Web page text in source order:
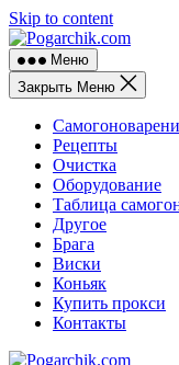
Skip to content
Меню
Закрыть Меню
Рецепты
Очистка
Оборудование
Таблица
Другое
Брага
Виски
Коньяк
Купить прокси
Контакты